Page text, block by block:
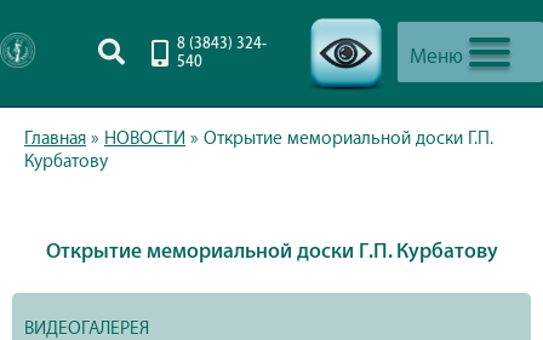
Меню
8 (3843) 324-
540
Главная » НОВОСТИ » Открытие мемориальной доски Г.П.
Курбатову
Открытие мемориальной доски Г.П. Курбатову
ВИДЕОГАЛЕРЕЯ